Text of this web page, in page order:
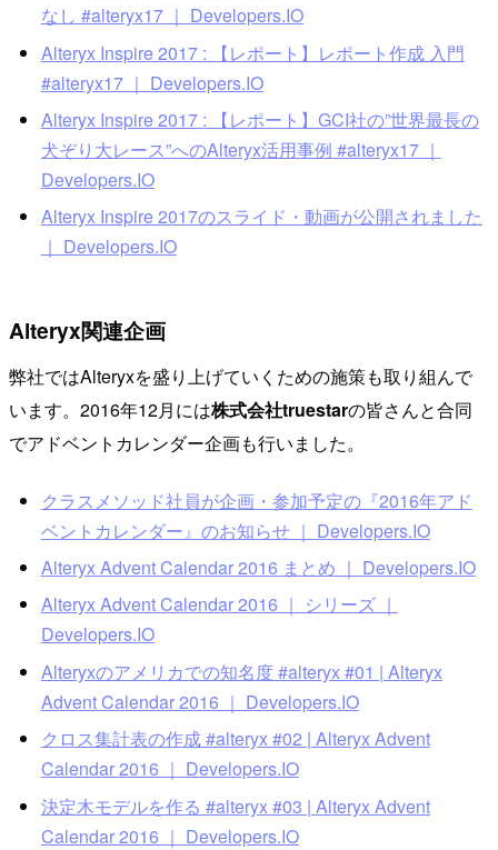
なし #alteryx17 ｜ Developers.IO
Alteryx Inspire 2017 : 【レポート】レポート作成 入門
#alteryx17 ｜ Developers.IO
Alteryx Inspire 2017 : 【レポート】GCI社の”世界最長の
犬ぞり大レース”へのAlteryx活用事例 #alteryx17 ｜
Developers.IO
Alteryx Inspire 2017のスライド・動画が公開されました
｜ Developers.IO
Alteryx関連企画
弊社ではAlteryxを盛り上げていくための施策も取り組んで
います。2016年12月には株式会社truestarの皆さんと合同
でアドベントカレンダー企画も行いました。
クラスメソッド社員が企画・参加予定の『2016年アド
ベントカレンダー』のお知らせ ｜ Developers.IO
Alteryx Advent Calendar 2016 まとめ ｜ Developers.IO
Alteryx Advent Calendar 2016 ｜ シリーズ ｜
Developers.IO
Alteryxのアメリカでの知名度 #alteryx #01 | Alteryx
Advent Calendar 2016 ｜ Developers.IO
クロス集計表の作成 #alteryx #02 | Alteryx Advent
Calendar 2016 ｜ Developers.IO
決定木モデルを作る #alteryx #03 | Alteryx Advent
Calendar 2016 ｜ Developers.IO